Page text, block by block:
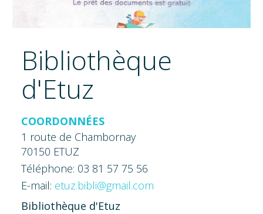
Bibliothèque
d'Etuz
COORDONNÉES
1 route de Chambornay
70150 ETUZ
Téléphone: 03 81 57 75 56
E-mail: etuz.bibli@gmail.com
Bibliothèque d'Etuz